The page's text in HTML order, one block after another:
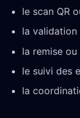
le scan QR
la validation
la remise ou
le suivi des
la